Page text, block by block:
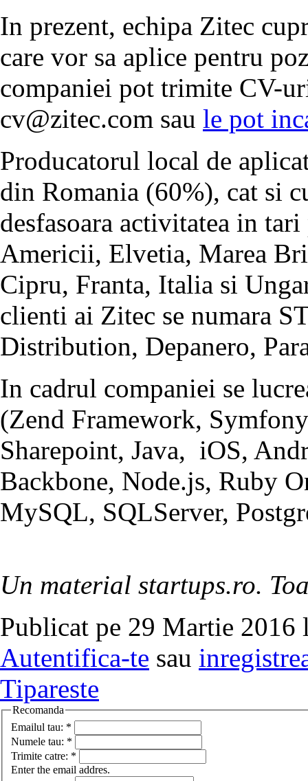
In prezent, echipa Zitec
care vor sa aplice pentru
companiei pot trimite CV-
cv@zitec.com sau le pot
Producatorul local de
din Romania (60%), cat si
desfasoara activitatea in
Americii, Elvetia, Marea
Cipru, Franta, Italia si
clienti ai Zitec se numara
Distribution, Depanero,
In cadrul companiei se
(Zend Framework,
Sharepoint, Java, iOS,
Backbone, Node.js, Ruby
MySQL, SQLServer,
Un material startups.ro.
Publicat pe 29 Martie 2016
Autentifica-te sau
Tipareste
Recomanda
Emailul tau: *
Numele tau: *
Trimite catre: *
Enter the email addres.